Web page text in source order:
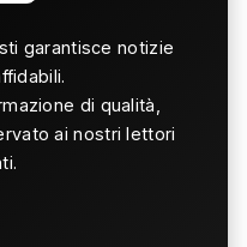
garantisce notizie
di qualità,
ai nostri lettori